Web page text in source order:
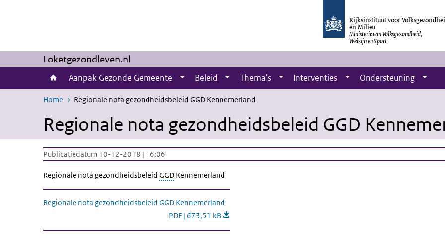
Rijksinstituut voor
en Milieu
Ministerie van Volksgezondheid,
Welzijn en Sport
Loketgezondleven.nl
Aanpak Gezonde Gemeente Beleid Thema's Interventies Ondersteuning
Home Regionale nota gezondheidsbeleid GGD Kennemerland
Regionale nota gezondheidsbeleid GGD
Publicatiedatum 10-12-2018 | 16:06
Regionale nota gezondheidsbeleid GGD Kennemerland
Regionale nota gezondheidsbeleid GGD Kennemerland
PDF | 673,51 kB